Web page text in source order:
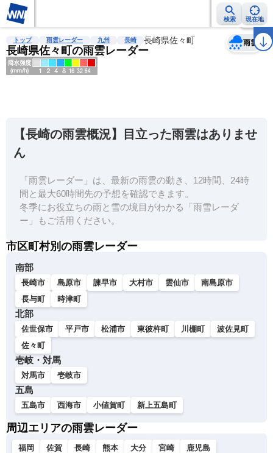
検索 現在地
雨雲レーダー 台風情報 地震情報 警報・注意報 2週間天気 ラ
トップ 雨雲レーダー 九州 長崎 長崎県佐々町
長崎県佐々町の雨雲レーダー
雨雲
天気 台風
【長崎の雨雲概況】目立った雨雲はありませ
ん
「雨雲レーダー」は、最新の雨雲の動き、12時間、24時
間と最大60時間先の予想を確認できます。
冬季にお役立ちの雨と雪の境目がわかる「雨雪レーダ
ー」もご活用ください。
市区町村別の雨雲レーダー
南部
長崎市 島原市 諫早市 大村市 雲仙市
南島原市
長与町
時津町
北部
佐世保市 平戸市 松浦市 東彼杵町 川棚町
波佐見町
佐々町
壱岐・対馬
対馬市 壱岐市
五島
五島市 西海市 小値賀町 新上五島町
周辺エリアの雨雲レーダー
福岡 佐賀 長崎 熊本 大分 宮崎 鹿児島